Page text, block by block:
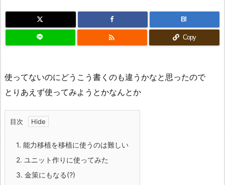
B!
 Copy
使ってないのにどうこう書くのも違うかなと思ったので
とりあえず使ってみようとかなんとか
目次
1. 能力移植を移植に使うのは難しい
2. ユニット作りに使ってみた
3. 金策にもなる(?)